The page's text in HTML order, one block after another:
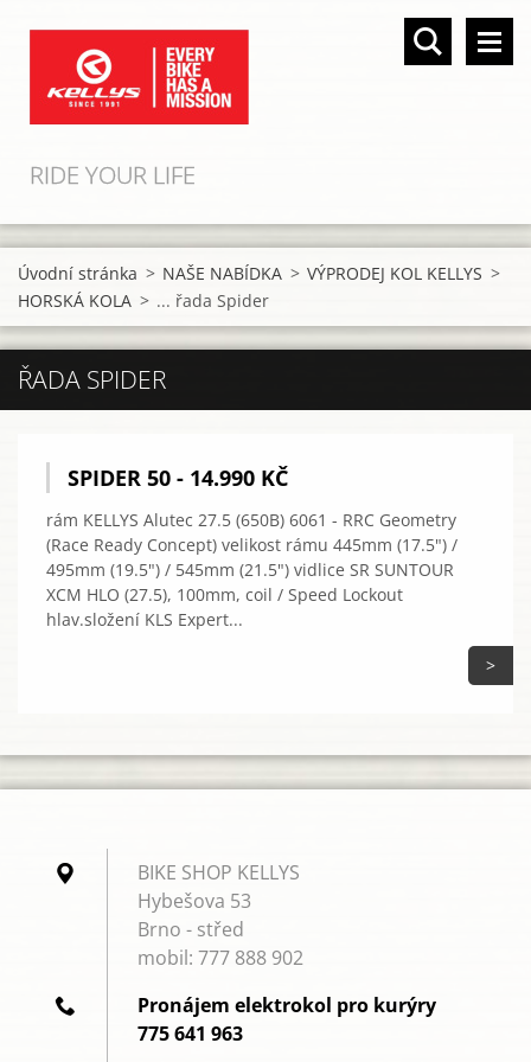
RIDE YOUR LIFE
Úvodní stránka > NAŠE NABÍDKA > VÝPRODEJ KOL KELLYS >
HORSKÁ KOLA > ... řada Spider
ŘADA SPIDER
SPIDER 50 - 14.990 KČ
rám KELLYS Alutec 27.5 (650B) 6061 - RRC Geometry
(Race Ready Concept) velikost rámu 445mm (17.5") /
495mm (19.5") / 545mm (21.5") vidlice SR SUNTOUR
XCM HLO (27.5), 100mm, coil / Speed Lockout
hlav.složení KLS Expert...
>
BIKE SHOP KELLYS
Hybešova 53
Brno - střed
mobil: 777 888 902
Pronájem elektrokol pro kurýry
775 641 963